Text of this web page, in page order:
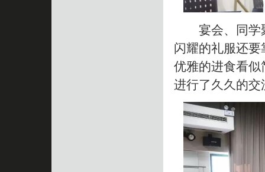
宴会、同学聚
闪耀的礼服还
优雅的进食看
进行了久久的交